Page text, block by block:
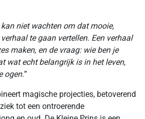
kan niet wachten om dat mooie,
te gaan vertellen. Een verhaal
maken, en de vraag: wie ben je
wat echt belangrijk is in het leven,
ogen.”
magische projecties, betoverend
tot een ontroerende